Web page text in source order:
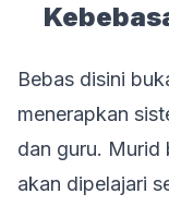
Bebas disini
menerapkan
dan guru. Murid
akan dipelajari